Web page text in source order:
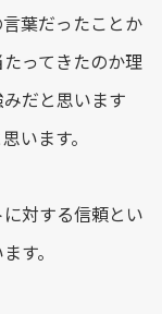
葉だったことか
ってきたのか理
だと思います
います。
対する信頼とい
す。